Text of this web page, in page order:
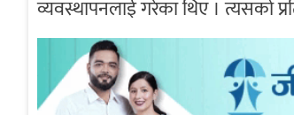
व्यवस्थापनलाई गरेका थिए । त्यसको